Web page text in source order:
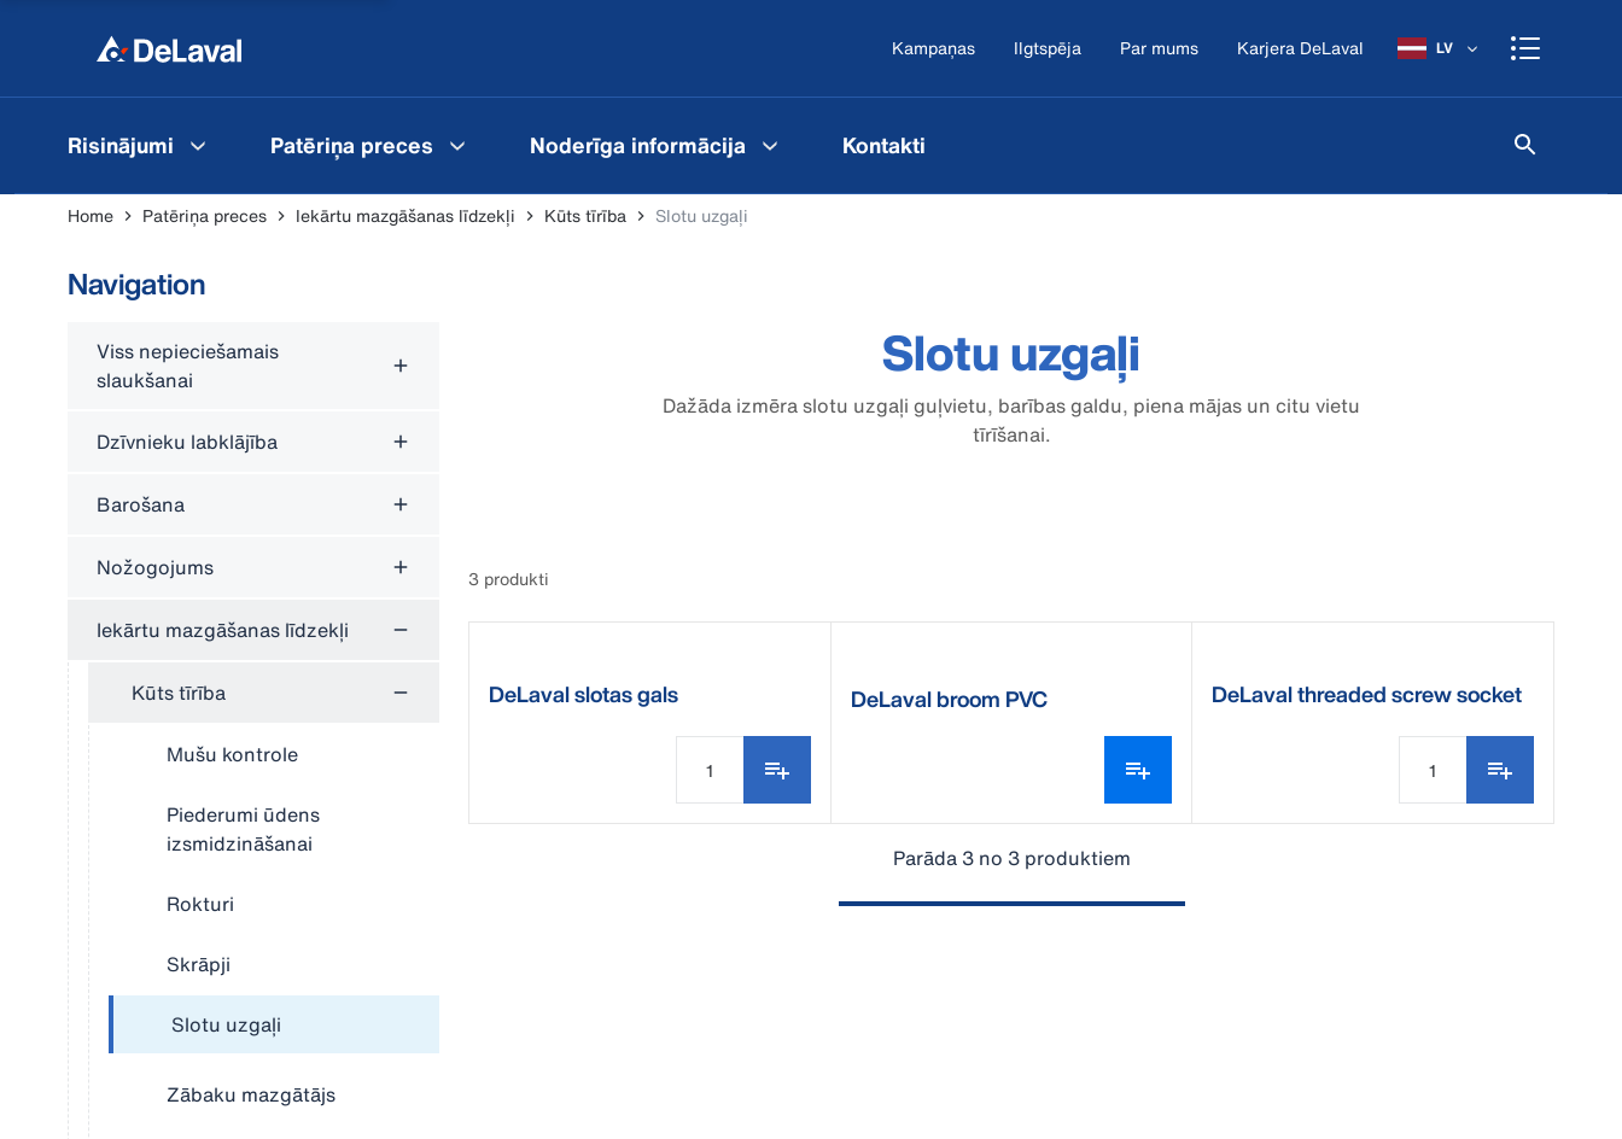
Kampaņas Ilgtspēja Par mums Karjera DeLaval LV
Risinājumi Patēriņa preces Noderīga informācija Kontakti
Home Patēriņa preces Iekārtu mazgāšanas līdzekļi Kūts tīrība Slotu uzgaļi
Navigation
Viss nepieciešamais
slaukšanai
Dzīvnieku labklājība
Barošana
Nožogojums
Iekārtu mazgāšanas līdzekļi
Kūts tīrība
Mušu kontrole
Piederumi ūdens
izsmidzināšanai
Rokturi
Skrāpji
Slotu uzgaļi
Zābaku mazgātājs
Slotu uzgaļi
Dažāda izmēra slotu uzgaļi guļvietu, barības galdu, piena mājas un citu vietu
tīrīšanai.
3 produkti
DeLaval slotas gals DeLaval broom PVC
DeLaval threaded screw socket
Parāda 3 no 3 produktiem